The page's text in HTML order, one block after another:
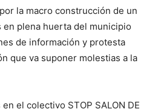
la macro construcción de un
en plena huerta del municipio
de información y protesta
que va suponer molestias a la
el colectivo STOP SALON DE